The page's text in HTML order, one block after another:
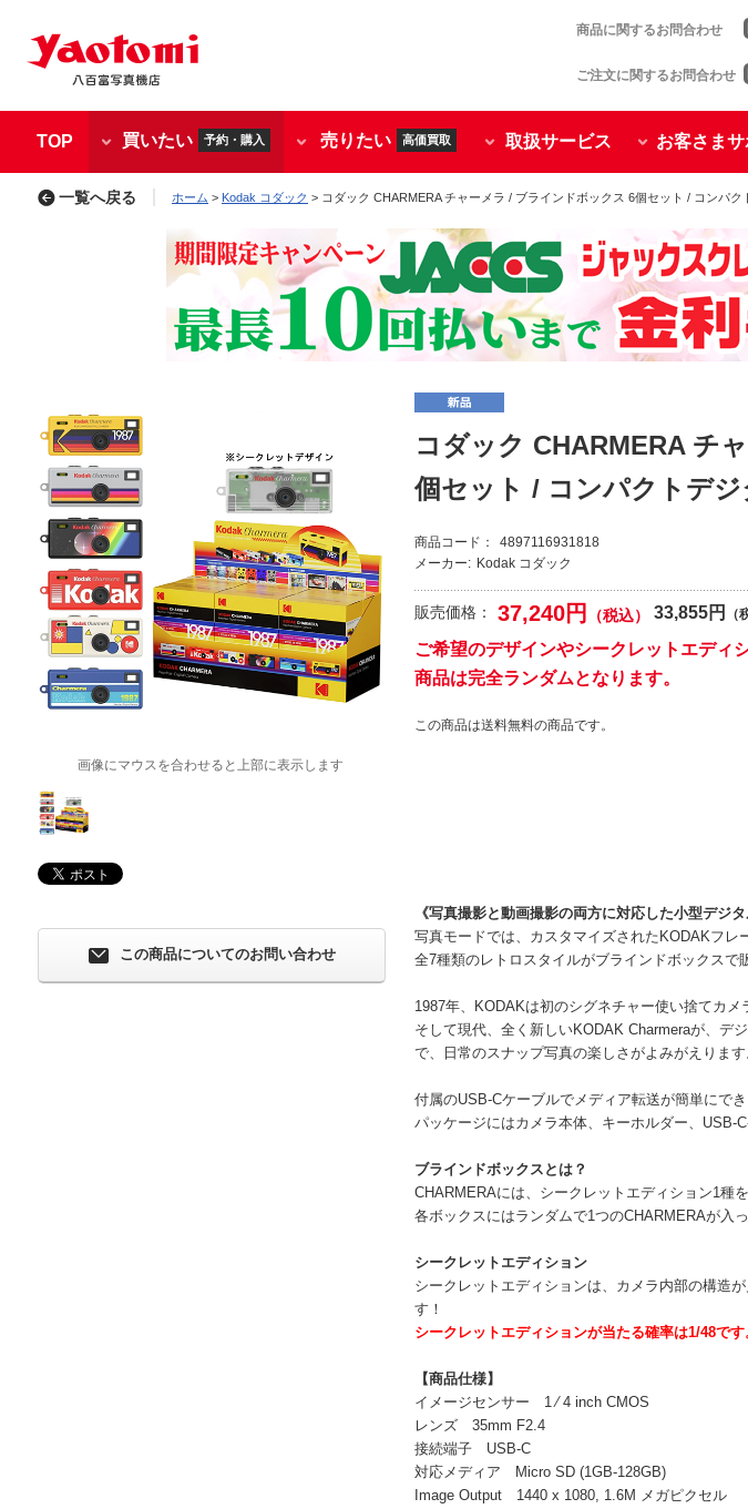
商品に関するお問合わせ
ご注文に関するお問合わせ
TOP 買いたい 予約・購入 売りたい 高価買取 取扱サービス お客さまサ
一覧へ戻る ホーム > Kodak コダック > コダック CHARMERA チャーメラ / ブラインドボックス 6個セット / コンパク
コダック CHARMERA チ
個セット / コンパクトデ
商品コード：
4897116931818
メーカー: Kodak コダック
販売価格： 37,240円 （税込） 33,855円 （
ご希望のデザインやシークレットエディ
商品は完全ランダムとなります。
この商品は送料無料の商品です。
《写真撮影と動画撮影の両方に対応した小型デジタ
写真モードでは、カスタマイズされたKODAKフレ
全7種類のレトロスタイルがブラインドボックスで
1987年、KODAKは初のシグネチャー使い捨てカ
そして現代、全く新しいKODAK Charmeraが、デ
で、日常のスナップ写真の楽しさがよみがえります
付属のUSB-Cケーブルでメディア転送が簡単にで
パッケージにはカメラ本体、キーホルダー、USB-
ブラインドボックスとは？
CHARMERAには、シークレットエディション1種
各ボックスにはランダムで1つのCHARMERAが入
シークレットエディション
シークレットエディションは、カメラ内部の構造
す！
シークレットエディションが当たる確率は1/48です
【商品仕様】
イメージセンサー 1 ⁄ 4 inch CMOS
レンズ 35mm F2.4
接続端子 USB-C
対応メディア Micro SD (1GB-128GB)
Image Output 1440 x 1080, 1.6M メガピクセル
画像にマウスを合わせると上部に表示します
この商品についてのお問い合わせ